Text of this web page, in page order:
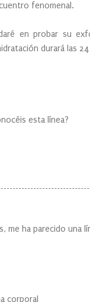
fenomenal.
en probar su
durará las
esta línea?
me ha parecido una
corporal